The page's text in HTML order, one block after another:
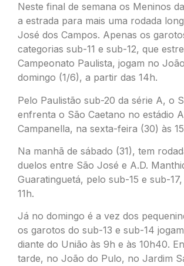
Neste final de semana os Meninos
a estrada para mais uma rodada
José dos Campos. Apenas os
categorias sub-11 e sub-12, que
Campeonato Paulista, jogam no
domingo (1/6), a partir das 14h.
Pelo Paulistão sub-20 da série A, o
enfrenta o São Caetano no estádio
Campanella, na sexta-feira (30) às
Na manhã de sábado (31), tem
duelos entre São José e A.D.
Guaratinguetá, pelo sub-15 e sub-
11h.
Já no domingo é a vez dos
os garotos do sub-13 e sub-14
diante do União às 9h e às 10h40.
tarde, no João do Pulo, no Jardim